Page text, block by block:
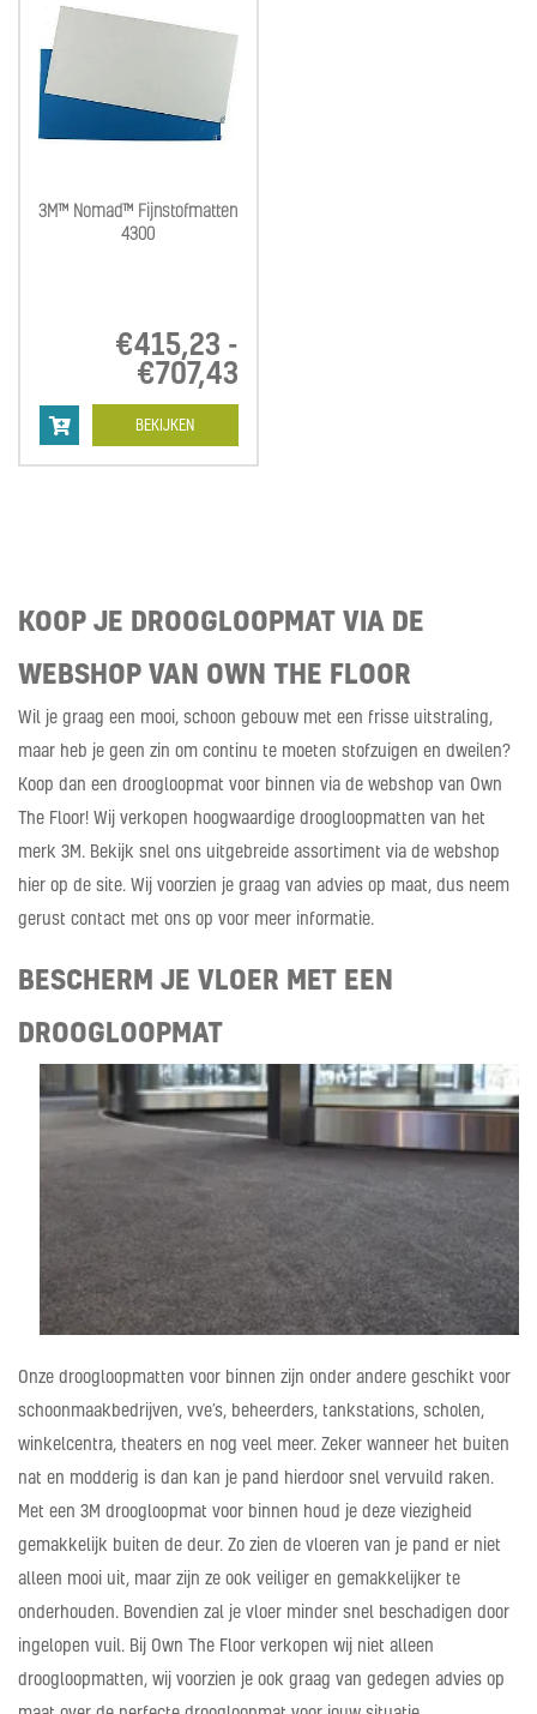
3M™ Nomad™ Fijnstofmatten
4300
€415,23 -
€707,43
€415,23
€707,43
BEKIJKEN
KOOP JE DROOGLOOPMAT VIA DE
WEBSHOP VAN OWN THE FLOOR
Wil je graag een mooi, schoon gebouw met een frisse uitstraling,
maar heb je geen zin om continu te moeten stofzuigen en dweilen?
Koop dan een droogloopmat voor binnen via de webshop van Own
The Floor! Wij verkopen hoogwaardige droogloopmatten van het
merk 3M. Bekijk snel ons uitgebreide assortiment via de webshop
hier op de site. Wij voorzien je graag van advies op maat, dus neem
gerust contact met ons op voor meer informatie.
BESCHERM JE VLOER MET EEN
DROOGLOOPMAT
Onze droogloopmatten voor binnen zijn onder andere geschikt voor
schoonmaakbedrijven, vve’s, beheerders, tankstations, scholen,
winkelcentra, theaters en nog veel meer. Zeker wanneer het buiten
nat en modderig is dan kan je pand hierdoor snel vervuild raken.
Met een 3M droogloopmat voor binnen houd je deze viezigheid
gemakkelijk buiten de deur. Zo zien de vloeren van je pand er niet
alleen mooi uit, maar zijn ze ook veiliger en gemakkelijker te
onderhouden. Bovendien zal je vloer minder snel beschadigen door
ingelopen vuil. Bij Own The Floor verkopen wij niet alleen
droogloopmatten, wij voorzien je ook graag van gedegen advies op